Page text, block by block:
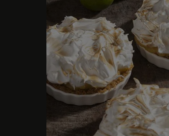
Serveer met een lichtjes
Bereidingstijd
Ca. 40 minuten